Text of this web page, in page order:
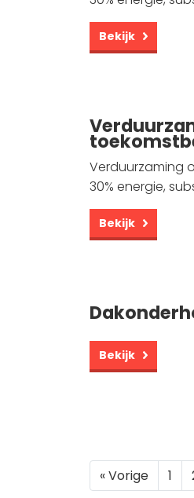
Bekijk
Verduurzaming
30% energie,
Bekijk
Bekijk
« Vorige 1